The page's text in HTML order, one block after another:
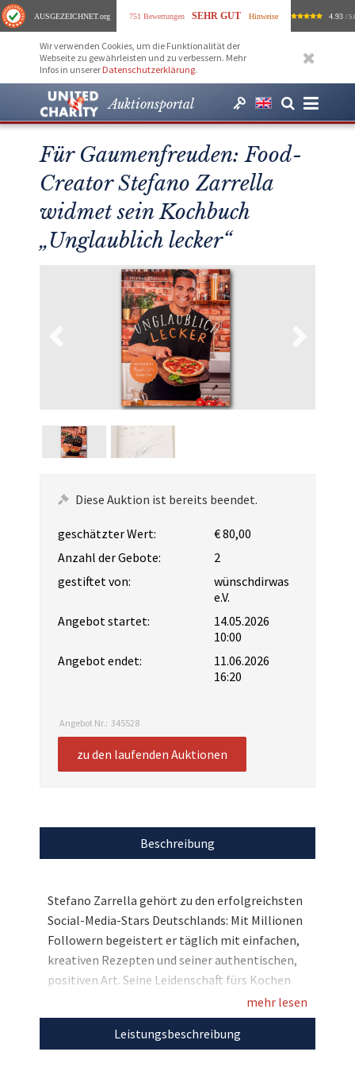
AUSGEZEICHNET.org 751 Bewertungen SEHR GUT Hinweise 4.93 /
Wir verwenden Cookies, um die Funktionalität der
Webseite zu gewährleisten und zu verbessern. Mehr
Infos in unserer Datenschutzerklärung.
Auktionsportal
Für Gaumenfreuden: Food-
Creator Stefano Zarrella
widmet sein Kochbuch
„Unglaublich lecker“
Diese Auktion ist bereits beendet.
geschätzter Wert:
€ 80,00
Anzahl der Gebote:
2
gestiftet von:
wünschdirwas
e.V.
Angebot startet:
14.05.2026
10:00
Angebot endet:
11.06.2026
16:20
Angebot Nr.: 345528
zu den laufenden Auktionen
Beschreibung
Stefano Zarrella gehört zu den erfolgreichsten
Social-Media-Stars Deutschlands: Mit Millionen
Followern begeistert er täglich mit einfachen,
kreativen Rezepten und seiner authentischen,
positiven Art. Seine Leidenschaft fürs Kochen
wurde ihm praktisch in die Wiege gelegt.
Aufgewachsen in einer italienischen Familie mit
eigenem Restaurant, verbindet er heute
mehr lesen
Leistungsbeschreibung